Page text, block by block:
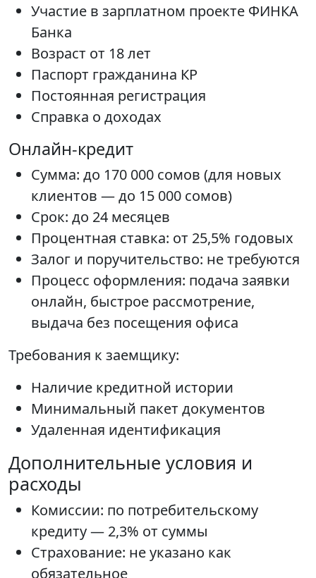
Участие в зарплатном проекте ФИНКА
Банка
Возраст от 18 лет
Паспорт гражданина КР
Постоянная регистрация
Справка о доходах
Онлайн-кредит
Сумма: до 170 000 сомов (для новых
клиентов — до 15 000 сомов)
Срок: до 24 месяцев
Процентная ставка: от 25,5% годовых
Залог и поручительство: не требуются
Процесс оформления: подача заявки
онлайн, быстрое рассмотрение,
выдача без посещения офиса
Требования к заемщику:
Наличие кредитной истории
Минимальный пакет документов
Удаленная идентификация
Дополнительные условия и
расходы
Комиссии: по потребительскому
кредиту — 2,3% от суммы
Страхование: не указано как
обязательное